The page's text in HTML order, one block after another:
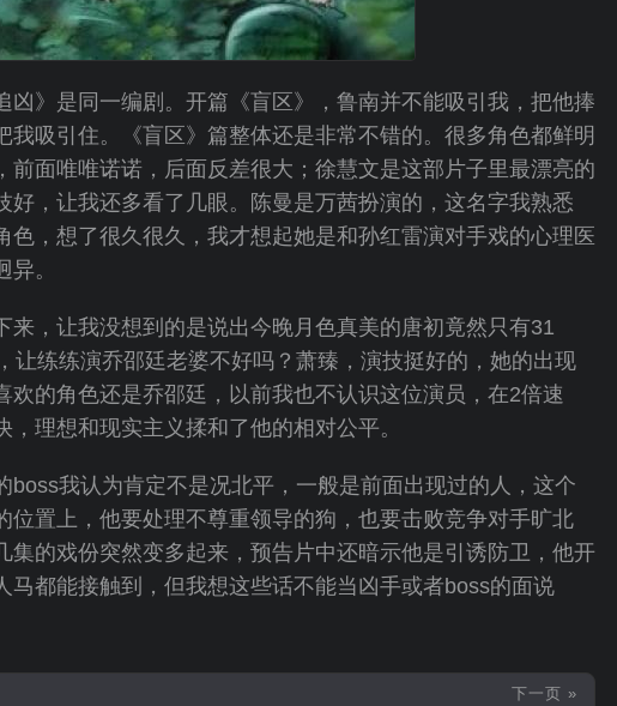
》是同一编剧。开篇《盲区》，鲁南并不能吸引我，把他捧
吸引住。《盲区》篇整体还是非常不错的。很多角色都鲜明
面唯唯诺诺，后面反差很大；徐慧文是这部片子里最漂亮的
好，让我还多看了几眼。陈曼是万茜扮演的，这名字我熟悉
，想了很久很久，我才想起她是和孙红雷演对手戏的心理医
。
，让我没想到的是说出今晚月色真美的唐初竟然只有31
让练练演乔邵廷老婆不好吗？萧臻，演技挺好的，她的出现
的角色还是乔邵廷，以前我也不认识这位演员，在2倍速
理想和现实主义揉和了他的相对公平。
boss我认为肯定不是况北平，一般是前面出现过的人，这个
位置上，他要处理不尊重领导的狗，也要击败竞争对手旷北
集的戏份突然变多起来，预告片中还暗示他是引诱防卫，他开
马都能接触到，但我想这些话不能当凶手或者boss的面说
下一页 »